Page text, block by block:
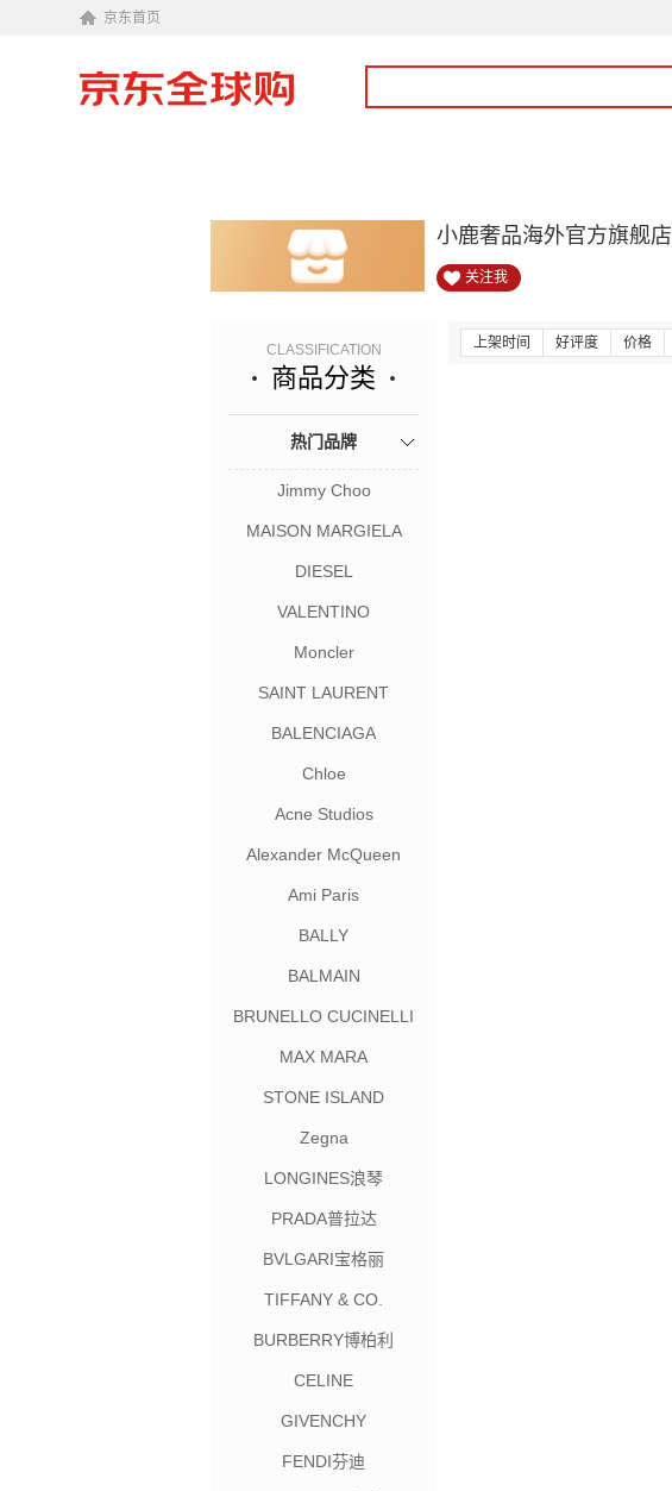
京东首页
小鹿奢品海外官方旗舰店
关注我
CLASSIFICATION
商品分类
热门品牌
Jimmy Choo
MAISON MARGIELA
DIESEL
VALENTINO
Moncler
SAINT LAURENT
BALENCIAGA
Chloe
Acne Studios
Alexander McQueen
Ami Paris
BALLY
BALMAIN
BRUNELLO CUCINELLI
MAX MARA
STONE ISLAND
Zegna
LONGINES浪琴
PRADA普拉达
BVLGARI宝格丽
TIFFANY & CO.
BURBERRY博柏利
CELINE
GIVENCHY
FENDI芬迪
上架时间 好评度 价格